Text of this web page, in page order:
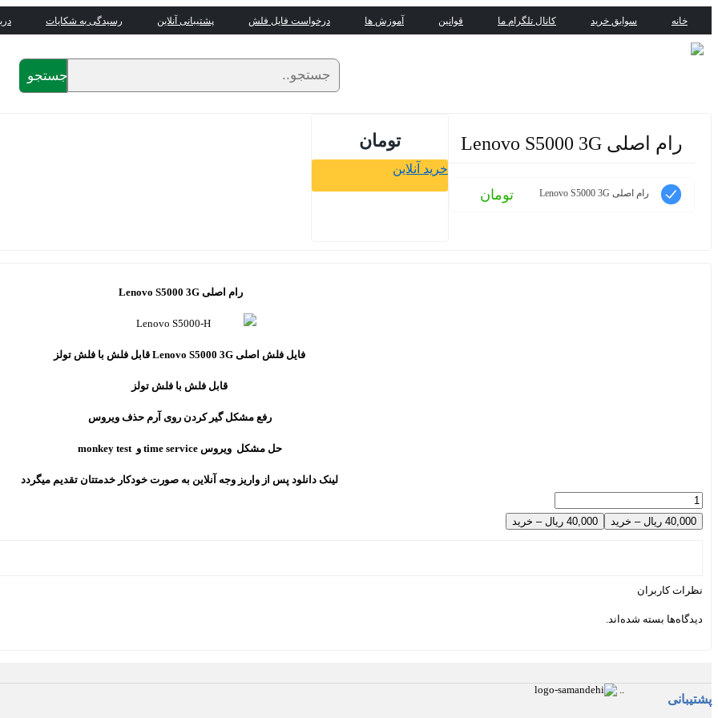
خانه سوابق خرید کانال تلگرام ما قوانین آموزش ها درخواست فایل فلش پشتیبانی آنلاین رسیدگی به شکایات
جستجو
رام اصلی Lenovo S5000 3G
رام اصلی Lenovo S5000 3G تومان
تومان
خرید آنلاین
رام اصلی Lenovo S5000 3G
فایل فلش اصلی Lenovo S5000 3G قابل فلش با فلش تولز
قابل فلش با فلش تولز
رفع مشکل گیر کردن روی آرم حذف ویروس
حل مشکل ویروس time service و monkey test
لینک دانلود پس از واریز وجه آنلاین به صورت خودکار خدمتتان تقدیم میگردد
40,000 ریال – خرید
نظرات کاربران
دیدگاه‌ها بسته شده‌اند.
پشتیبانی
.
.